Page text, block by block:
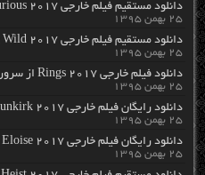
دانلود مستقیم فیلم خارجی The Fate of the Furious 2017 از سرور سایت
۲۵ بهمن ۱۳۹۵
دانلود مستقیم فیلم خارجی Running Wild 2017 از سرور سایت
۲۵ بهمن ۱۳۹۵
دانلود فیلم خارجی Rings 2017 از سرور سایت
۲۵ بهمن ۱۳۹۵
دانلود رایگان فیلم خارجی Dunkirk 2017 با لینک مستقیم
۲۵ بهمن ۱۳۹۵
دانلود رایگان فیلم خارجی Eloise 2017 با لینک مستقیم
۲۵ بهمن ۱۳۹۵